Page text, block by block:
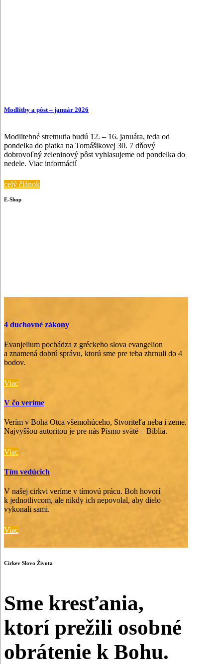
Modlitby a pôst – január 2026
Modlitebné stretnutia budú 12. – 16. januára, teda od
pondelka do piatka na Tomášikovej 30. 7 dňový
dobrovoľný zeleninový pôst vyhlasujeme od pondelka do
nedele. Viac informácií
celý článok
E-Shop
4 duchovné zákony
Evanjelium pochádza z gréckeho slova evangelion
a znamená dobrú správu, ktorú sme pre teba zhrnuli do 4
bodov.
Viac
V čo veríme
Verím v Boha Otca všemohúceho, Stvoriteľa neba i zeme.
Najvyššou autoritou je pre nás Písmo sväté – Biblia.
Viac
Tím vedúcich
V našej cirkvi veríme v tímovú prácu. Boh hovorí
k jednotlivcom, ale nikdy ich nepovolal, aby dielo
vykonali sami.
Viac
Cirkev Slovo Života
Sme kresťania,
ktorí prežili osobné
obrátenie k Bohu.